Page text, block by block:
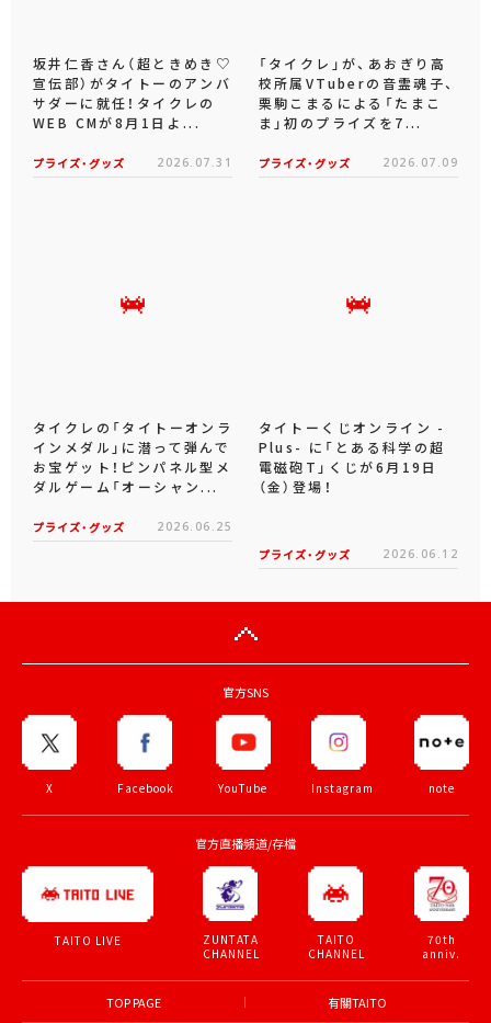
坂井仁香さん（超ときめき♡
宣伝部）がタイトーのアンバ
サダーに就任！タイクレの
WEB CMが8月1日よ...
プライズ・グッズ 2026.07.31
「タイクレ」が、あおぎり高
校所属VTuberの音霊魂子、
栗駒こまるによる「たまこ
ま」初のプライズを7...
プライズ・グッズ 2026.07.09
タイクレの「タイトーオンラ
インメダル」に潜って弾んで
お宝ゲット！ピンパネル型メ
ダルゲーム「オーシャン...
プライズ・グッズ 2026.06.25
タイトーくじオンライン -
Plus- に「とある科学の超
電磁砲T」くじが6月19日
（金）登場！
プライズ・グッズ 2026.06.12
官方SNS
X Facebook YouTube Instagram note
官方直播頻道/存檔
TAITO LIVE
ZUNTATA
CHANNEL
TAITO
CHANNEL
70th
anniv.
TOP PAGE 有關TAITO